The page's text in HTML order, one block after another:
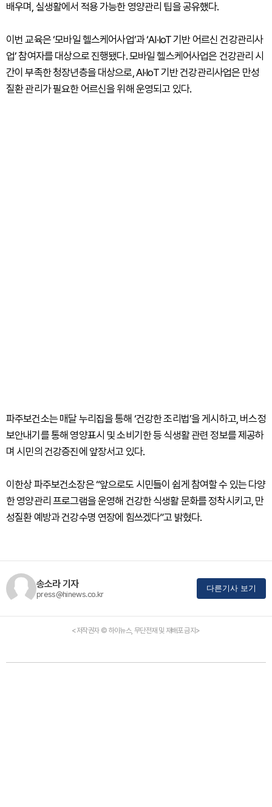
배우며, 실생활에서 적용 가능한 영양관리 팁을 공유했다.
이번 교육은 ‘모바일 헬스케어사업’과 ‘AI·IoT 기반 어르신 건강관리사
업’ 참여자를 대상으로 진행됐다. 모바일 헬스케어사업은 건강관리 시
간이 부족한 청장년층을 대상으로, AI·IoT 기반 건강관리사업은 만성
질환 관리가 필요한 어르신을 위해 운영되고 있다.
파주보건소는 매달 누리집을 통해 ‘건강한 조리법’을 게시하고, 버스정
보안내기를 통해 영양표시 및 소비기한 등 식생활 관련 정보를 제공하
며 시민의 건강증진에 앞장서고 있다.
이한상 파주보건소장은 “앞으로도 시민들이 쉽게 참여할 수 있는 다양
한 영양관리 프로그램을 운영해 건강한 식생활 문화를 정착시키고, 만
성질환 예방과 건강수명 연장에 힘쓰겠다”고 밝혔다.
송소라 기자
press@hinews.co.kr
다른기사 보기
<저작권자 © 하이뉴스, 무단전재 및 재배포 금지>